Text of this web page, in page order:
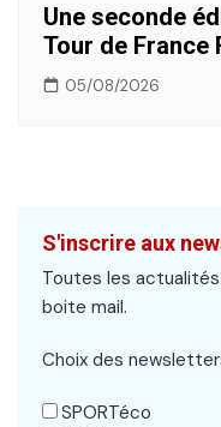
Une seconde
Tour de France
05/08/2026
S'inscrire aux
Toutes les
boite mail.
Choix des
SPORTéco